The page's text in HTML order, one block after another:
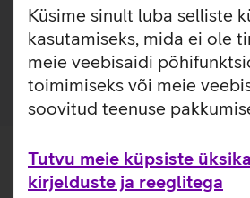
Küsime sinult luba selliste
kasutamiseks, mida ei ole
meie veebisaidi
toimimiseks või meie
soovitud teenuse
Tutvu meie küpsiste
kirjelduste ja reeglitega
Toiteadapter minimeerib
5 mW'le, suurendades